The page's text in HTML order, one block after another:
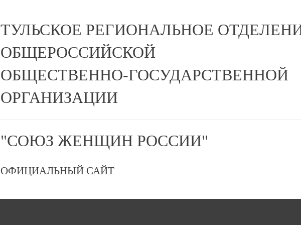
ТУЛЬСКОЕ РЕГИОНАЛЬНОЕ
ОБЩЕРОССИЙСКОЙ
ОБЩЕСТВЕННО-ГОСУДАРСТВЕННОЙ
ОРГАНИЗАЦИИ
"СОЮЗ ЖЕНЩИН РОССИИ"
ОФИЦИАЛЬНЫЙ САЙТ